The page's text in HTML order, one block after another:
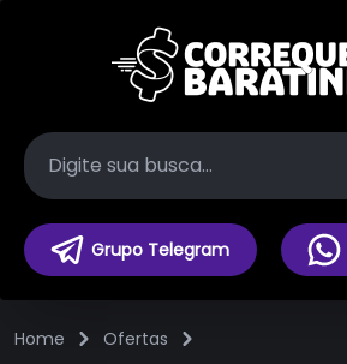
Grupo Telegram
Home Ofertas